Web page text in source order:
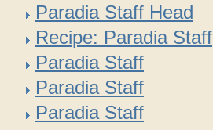
Paradia Staff Head
Recipe: Paradia Staff
Paradia Staff
Paradia Staff
Paradia Staff